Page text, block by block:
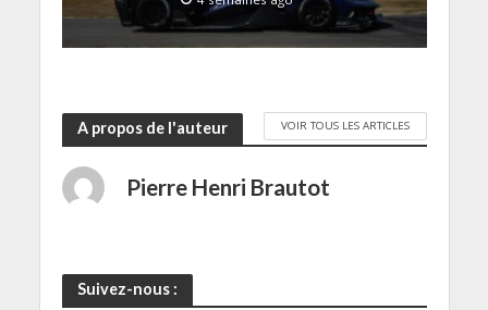
A propos de l'auteur VOIR TOUS LES ARTICLES
Pierre Henri Brautot
Suivez-nous :